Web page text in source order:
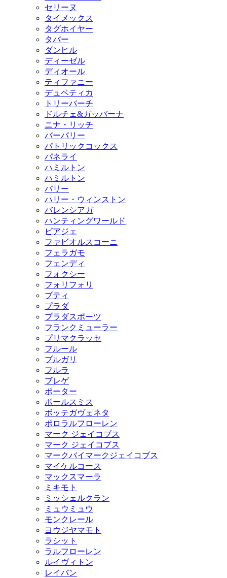
セリーヌ
タイメックス
タグホイヤー
タバー
ダンヒル
ディーゼル
ディオール
ティファニー
デュベティカ
トリーバーチ
ドルチェ&ガッバーナ
ニナ・リッチ
バーバリー
パトリックコックス
パネライ
ハミルトン
ハミルトン
バリー
ハリー・ウィンストン
バレンシアガ
ハンティングワールド
ピアジェ
ファビオルスコーニ
フェラガモ
フェンディ
フォクシー
フォリフォリ
ブティ
プラダ
プラダスポーツ
フランクミューラー
プリマクラッセ
フルール
ブルガリ
フルラ
ブレゲ
ポーター
ポールスミス
ボッテガヴェネタ
ポロラルフローレン
マーク ジェイコブス
マーク ジェイコブス
マークバイマークジェイコブス
マイケルコース
マックスマーラ
ミキモト
ミッシェルクラン
ミュウミュウ
モンクレール
ヨウジヤマモト
ラシット
ラルフローレン
ルイヴィトン
レイバン